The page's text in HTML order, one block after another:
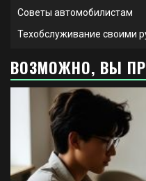
Советы автомобилистам
Техобслуживание своими
ВОЗМОЖНО, ВЫ